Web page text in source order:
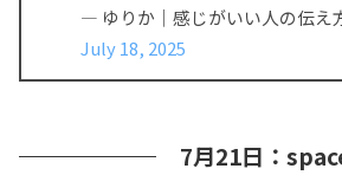
— ゆりか｜感じがいい人の伝え
July 18, 2025
7月21日：